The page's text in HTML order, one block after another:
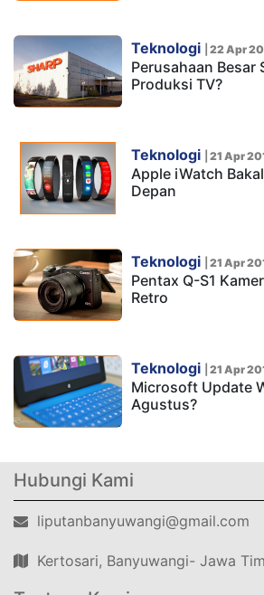
Teknologi 22 Apr
Perusahaan Besar
Produksi TV?
Teknologi 21 Apr
Apple iWatch
Depan
Teknologi 21 Apr
Pentax Q-S1
Retro
Teknologi 21 Apr
Microsoft Update
Agustus?
Hubungi Kami
liputanbanyuwangi@gmail.com
Kertosari, Banyuwangi- Jawa